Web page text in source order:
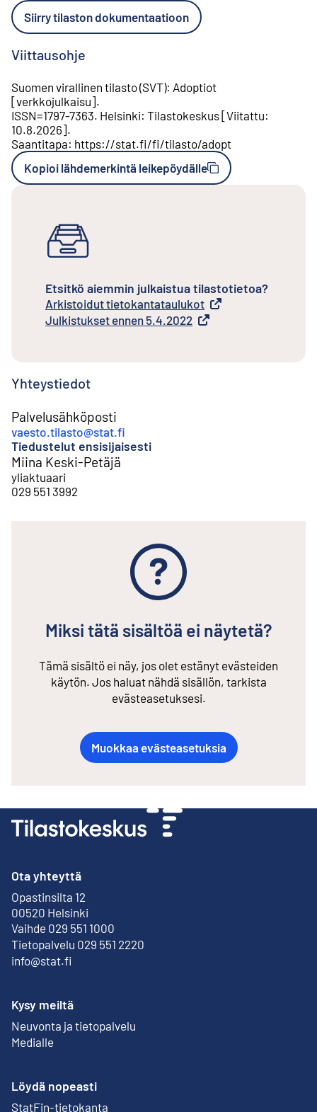
Siirry tilaston dokumentaatioon
Viittausohje
Suomen virallinen tilasto (SVT): Adoptiot
[verkkojulkaisu].
ISSN=1797-7363. Helsinki: Tilastokeskus[Viitattu:
10.8.2026].
Saantitapa: https://stat.fi/fi/tilasto/adopt
Kopioi lähdemerkintä leikepöydälle
Etsitkö aiemmin julkaistua tilastotietoa?
Arkistoidut tietokantataulukot
Ulkoinen linkki
Julkistukset ennen 5.4.2022
Ulkoinen linkki
Yhteystiedot
Palvelusähköposti
vaesto.tilasto@stat.fi
Tiedustelut ensisijaisesti
Miina Keski-Petäjä
yliaktuaari
029 551 3992
Miksi tätä sisältöä ei näytetä?
Tämä sisältö ei näy, jos olet estänyt evästeiden
käytön. Jos haluat nähdä sisällön, tarkista
evästeasetuksesi.
Muokkaa evästeasetuksia
Ota yhteyttä
Opastinsilta 12
00520 Helsinki
Ulkoinen linkki
Vaihde 029 551 1000
Tietopalvelu 029 551 2220
info@stat.fi
Kysy meiltä
Neuvonta ja tietopalvelu
Medialle
Löydä nopeasti
StatFin-tietokanta